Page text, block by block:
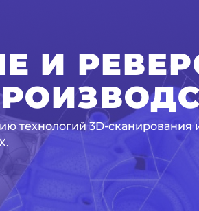
И
технологий 3D-